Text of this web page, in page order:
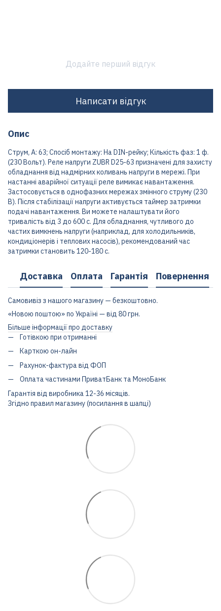
Додайте перший відгук
Написати відгук
Опис
Струм, А: 63; Спосіб монтажу: На DIN-рейку; Кількість фаз: 1 ф.
(230 Вольт). Реле напруги ZUBR D25-63 призначені для захисту
обладнання від надмірних коливань напруги в мережі. При
настанні аварійної ситуації реле вимикає навантаження.
Застосовується в однофазних мережах змінного струму (230
В). Після стабілізації напруги активується таймер затримки
подачі навантаження. Ви можете налаштувати його
тривалість від 3 до 600 с. Для обладнання, чутливого до
частих вимкнень напруги (наприклад, для холодильників,
кондиціонерів і теплових насосів), рекомендований час
затримки становить 120-180 с.
Доставка Оплата Гарантія Повернення
Самовивіз з нашого магазину — безкоштовно.
«Новою поштою» по Україні — від 80 грн.
Більше інформації про доставку
Готівкою при отриманні
Карткою он-лайн
Рахунок-фактура від ФОП
Оплата частинами ПриватБанк та МоноБанк
Гарантія від виробника 12-36 місяців.
Згідно правил магазину (посилання в шапці)